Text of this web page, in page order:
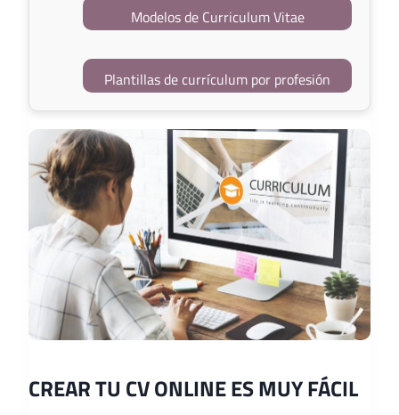
Modelos de Curriculum Vitae
Plantillas de currículum por profesión
CREAR TU CV ONLINE ES MUY FÁCIL